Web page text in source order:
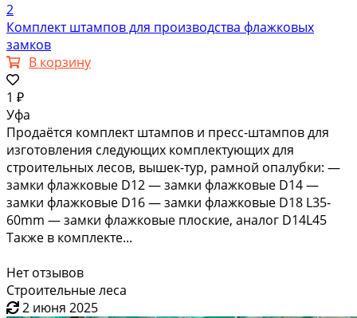
2
Комплект штампов для производства флажковых
замков
В корзину
1 ₽
Уфа
Продаётся комплект штампов и пресс-штампов для
изготовления следующих комплектующих для
строительных лесов, вышек-тур, рамной опалубки: —
замки флажковые D12 — замки флажковые D14 —
замки флажковые D16 — замки флажковые D18 L35-
60mm — замки флажковые плоские, аналог D14L45
Также в комплекте...
Нет отзывов
Строительные леса
2 июня 2025